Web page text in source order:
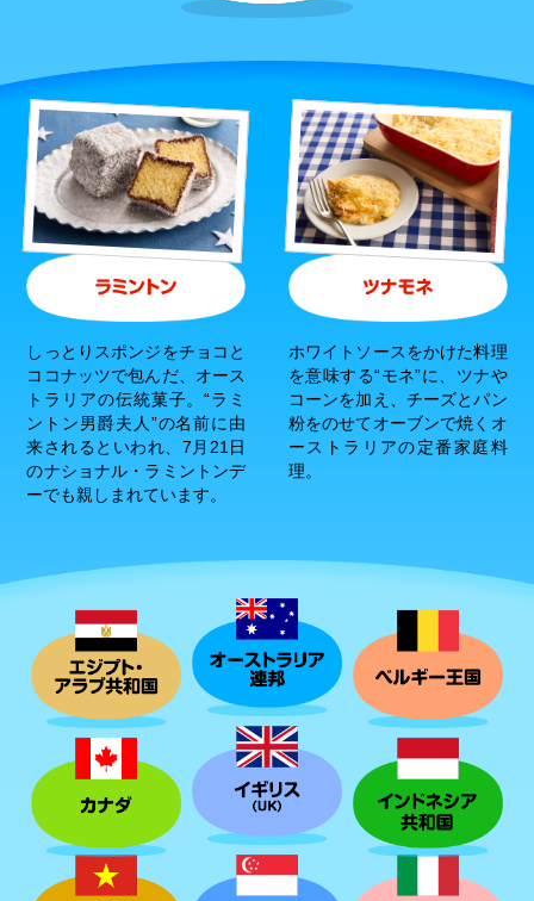
しっとりスポンジをチョコと
ココナッツで包んだ、オース
トラリアの伝統菓子。“ラミ
ントン男爵夫人”の名前に由
来されるといわれ、7月21日
のナショナル・ラミントンデ
ーでも親しまれています。
ホワイトソースをかけた料理
を意味する“モネ”に、ツナや
コーンを加え、チーズとパン
粉をのせてオーブンで焼くオ
ーストラリアの定番家庭料
理。